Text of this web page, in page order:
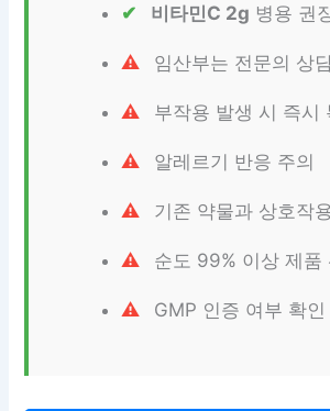
비타민C 2g 병용 권
임산부는 전문의 상
부작용 발생 시 즉시
알레르기 반응 주의
기존 약물과 상호작
순도 99% 이상 제품
GMP 인증 여부 확인